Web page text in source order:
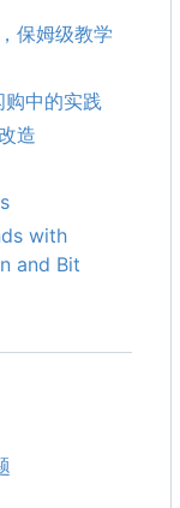
保姆级教学
中的实践
造
with
and Bit